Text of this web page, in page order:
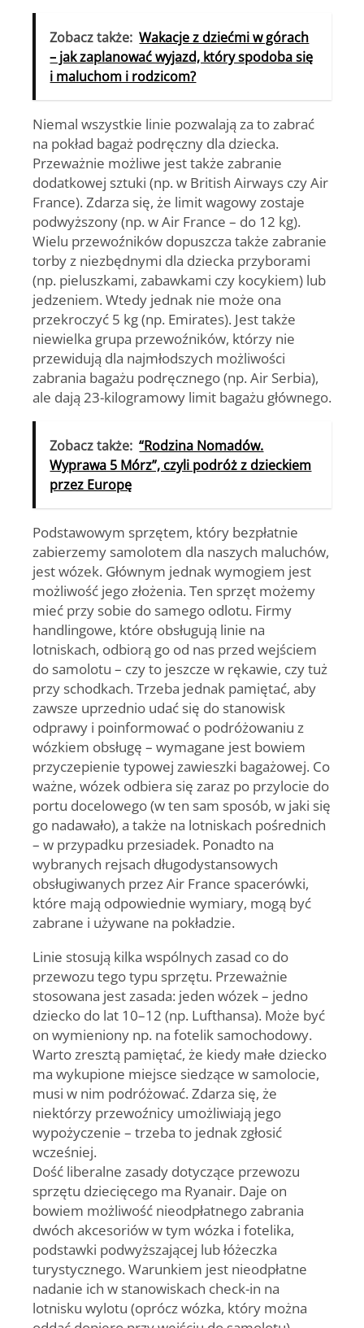
Zobacz także: Wakacje z dziećmi w górach
– jak zaplanować wyjazd, który spodoba się
i maluchom i rodzicom?
Niemal wszystkie linie pozwalają za to zabrać
na pokład bagaż podręczny dla dziecka.
Przeważnie możliwe jest także zabranie
dodatkowej sztuki (np. w British Airways czy Air
France). Zdarza się, że limit wagowy zostaje
podwyższony (np. w Air France – do 12 kg).
Wielu przewoźników dopuszcza także zabranie
torby z niezbędnymi dla dziecka przyborami
(np. pieluszkami, zabawkami czy kocykiem) lub
jedzeniem. Wtedy jednak nie może ona
przekroczyć 5 kg (np. Emirates). Jest także
niewielka grupa przewoźników, którzy nie
przewidują dla najmłodszych możliwości
zabrania bagażu podręcznego (np. Air Serbia),
ale dają 23-kilogramowy limit bagażu głównego.
Zobacz także: “Rodzina Nomadów.
Wyprawa 5 Mórz”, czyli podróż z dzieckiem
przez Europę
Podstawowym sprzętem, który bezpłatnie
zabierzemy samolotem dla naszych maluchów,
jest wózek. Głównym jednak wymogiem jest
możliwość jego złożenia. Ten sprzęt możemy
mieć przy sobie do samego odlotu. Firmy
handlingowe, które obsługują linie na
lotniskach, odbiorą go od nas przed wejściem
do samolotu – czy to jeszcze w rękawie, czy tuż
przy schodkach. Trzeba jednak pamiętać, aby
zawsze uprzednio udać się do stanowisk
odprawy i poinformować o podróżowaniu z
wózkiem obsługę – wymagane jest bowiem
przyczepienie typowej zawieszki bagażowej. Co
ważne, wózek odbiera się zaraz po przylocie do
portu docelowego (w ten sam sposób, w jaki się
go nadawało), a także na lotniskach pośrednich
– w przypadku przesiadek. Ponadto na
wybranych rejsach długodystansowych
obsługiwanych przez Air France spacerówki,
które mają odpowiednie wymiary, mogą być
zabrane i używane na pokładzie.
Linie stosują kilka wspólnych zasad co do
przewozu tego typu sprzętu. Przeważnie
stosowana jest zasada: jeden wózek – jedno
dziecko do lat 10–12 (np. Lufthansa). Może być
on wymieniony np. na fotelik samochodowy.
Warto zresztą pamiętać, że kiedy małe dziecko
ma wykupione miejsce siedzące w samolocie,
musi w nim podróżować. Zdarza się, że
niektórzy przewoźnicy umożliwiają jego
wypożyczenie – trzeba to jednak zgłosić
wcześniej.
Dość liberalne zasady dotyczące przewozu
sprzętu dziecięcego ma Ryanair. Daje on
bowiem możliwość nieodpłatnego zabrania
dwóch akcesoriów w tym wózka i fotelika,
podstawki podwyższającej lub łóżeczka
turystycznego. Warunkiem jest nieodpłatne
nadanie ich w stanowiskach check-in na
lotnisku wylotu (oprócz wózka, który można